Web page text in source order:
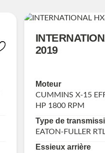
2019
Moteur
CUMMINS X-15
HP 1800 RPM
Type de
EATON-FULLER
Essieux arrière